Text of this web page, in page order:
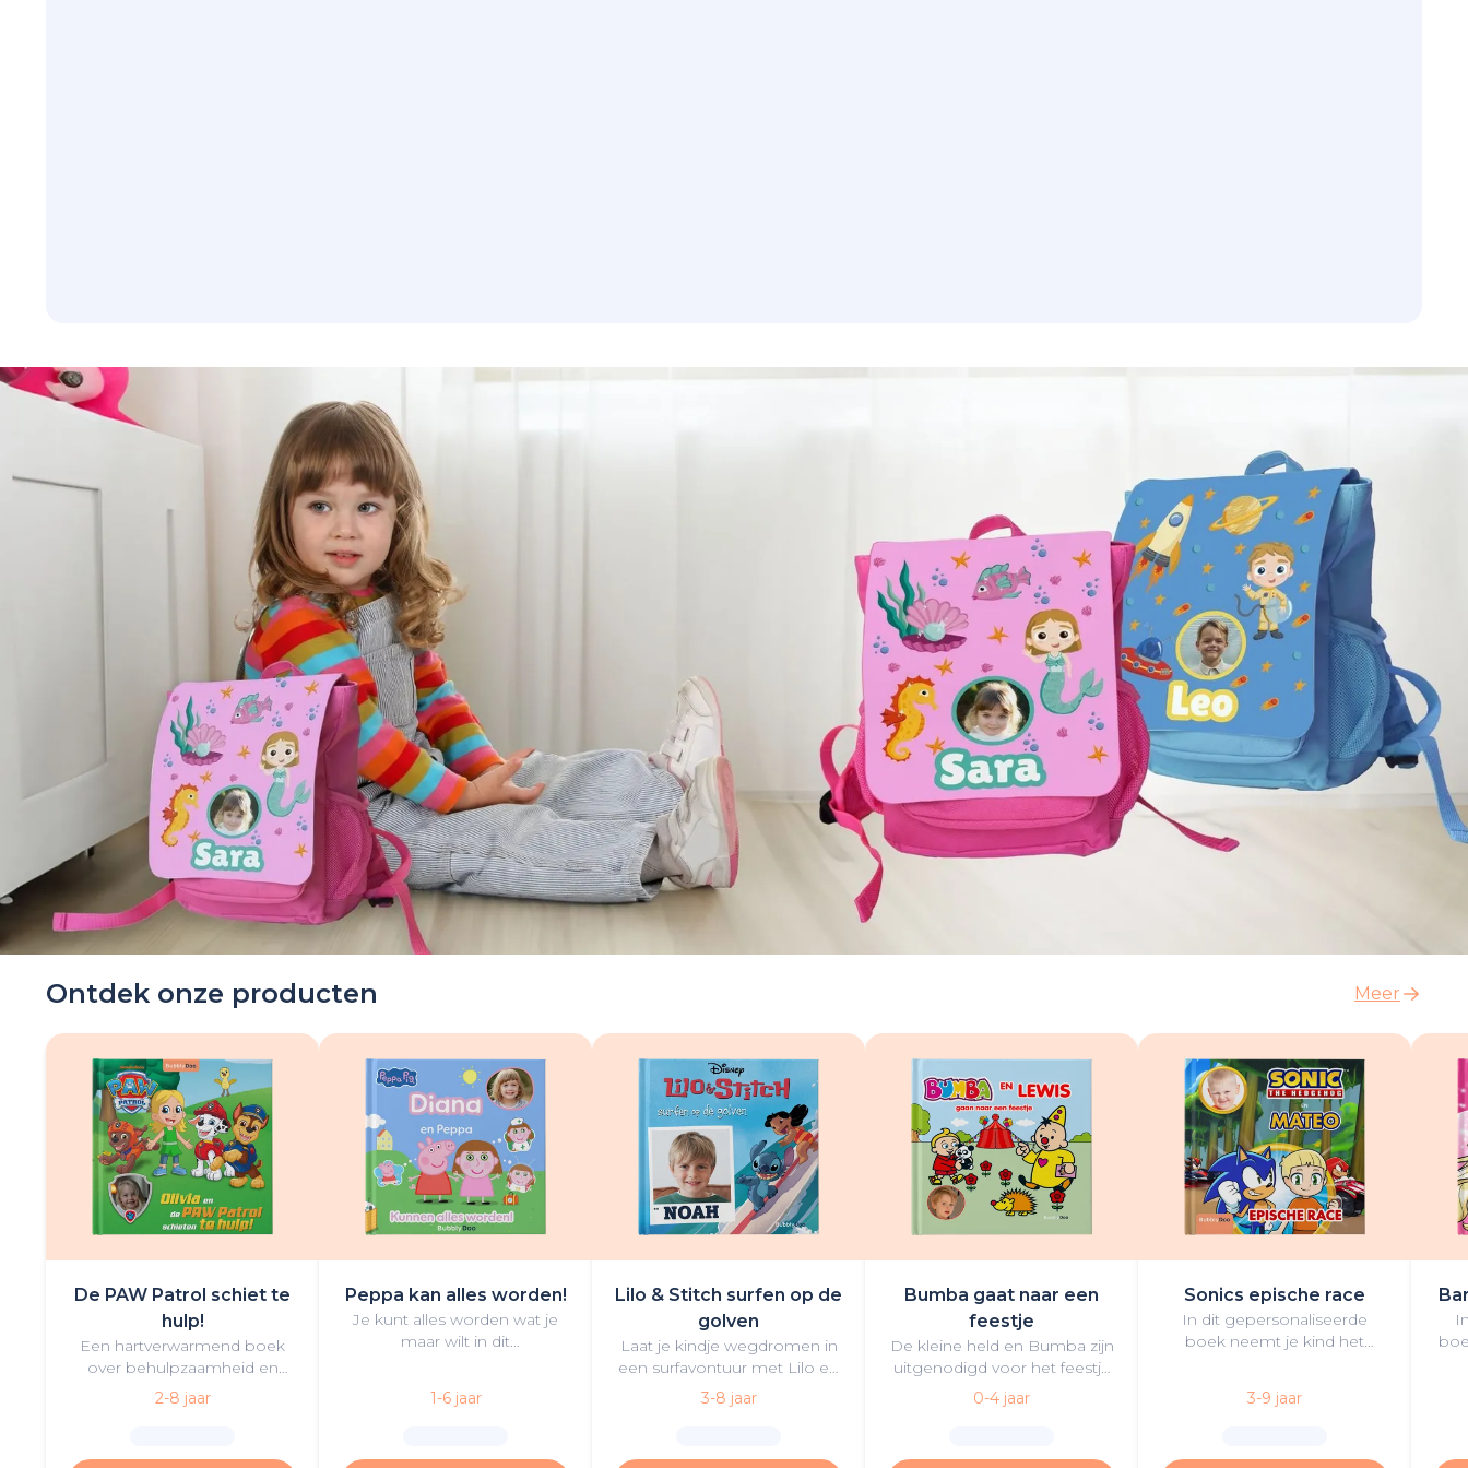
Ontdek onze producten Meer
De PAW Patrol schiet te
hulp!
Een hartverwarmend boek
over behulpzaamheid en
vriendschap met de kleine
held en PAW Patrol in de
2-8 jaar
Peppa kan alles worden!
Je kunt alles worden wat je
maar wilt in dit
1-6 jaar
Lilo & Stitch surfen op de
golven
Laat je kindje wegdromen in
een surfavontuur met Lilo en
Stitch om de betekenis van
'ohana te ontdekken terwijl ze
3-8 jaar
Bumba gaat naar een
feestje
De kleine held en Bumba zijn
uitgenodigd voor het feestje
van Bumbina. Ze moeten
alleen nog een cadeautje
0-4 jaar
Sonics epische race
In dit gepersonaliseerde
boek neemt je kind het
grootste rivalen in een
3-9 jaar